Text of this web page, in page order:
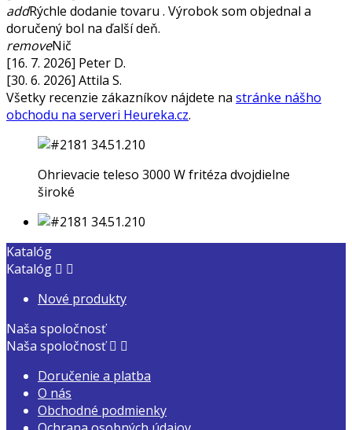
addRýchle dodanie tovaru . Výrobok som objednal a
doručený bol na ďalší deň.
removeNič
[16. 7. 2026] Peter D.
[30. 6. 2026] Attila S.
Všetky recenzie zákazníkov nájdete na stránke nášho
obchodu na serveri Heureka.cz.
Ohrievacie teleso 3000 W fritéza dvojdielne
široké
Katalóg
Katalóg  
Nové produkty
Naša spoločnosť
Naša spoločnosť  
Doručenie a platba
O nás
Obchodné podmienky